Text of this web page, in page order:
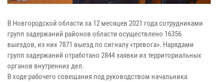
В Новгородской области за 12 месяцев 2021 года сотрудниками
групп задержаний районов области осуществлено 16356
выездов, из них 7871 выезд по сигналу «тревога». Нарядами
групп задержаний отработано 2844 заявки из территориальных
органов внутренних дел.
В ходе рабочего совещания под руководством начальника